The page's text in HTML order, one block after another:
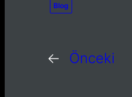
Blog
← Önceki